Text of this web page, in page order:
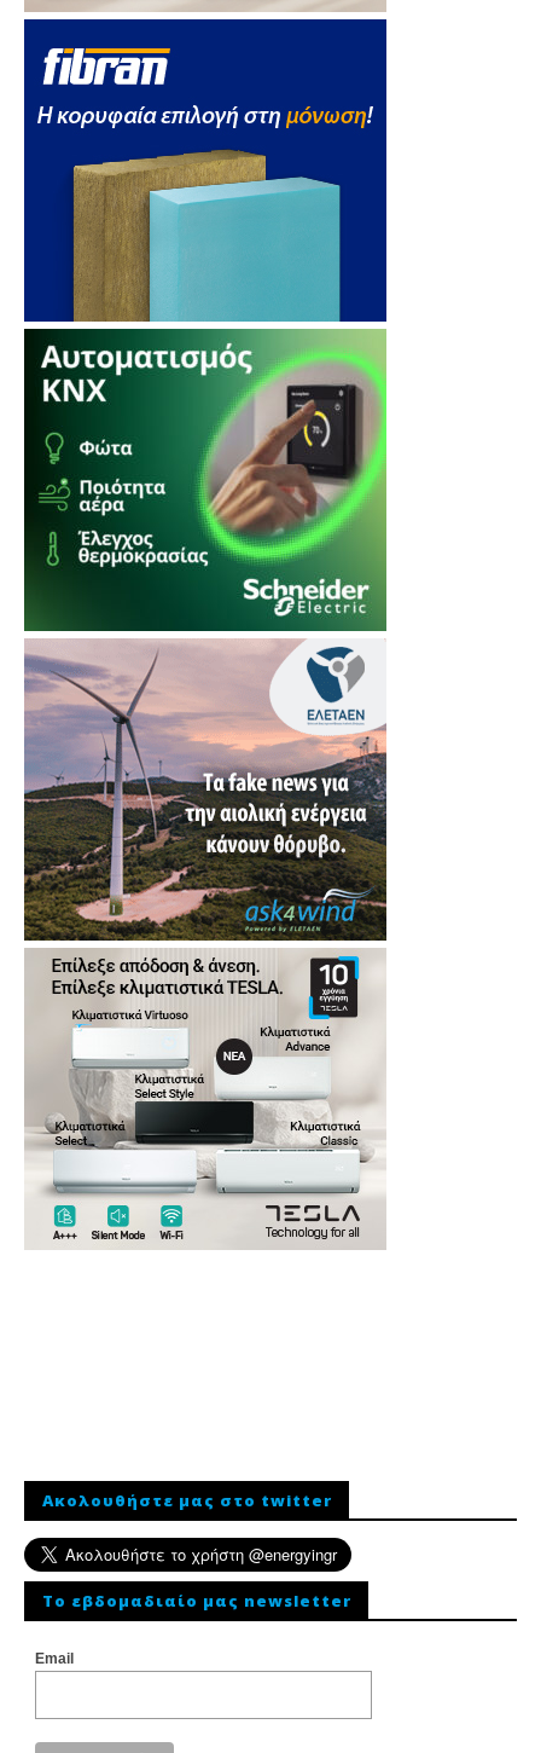
Ακολουθήστε μας στο twitter
To εβδομαδιαίο μας newsletter
Email